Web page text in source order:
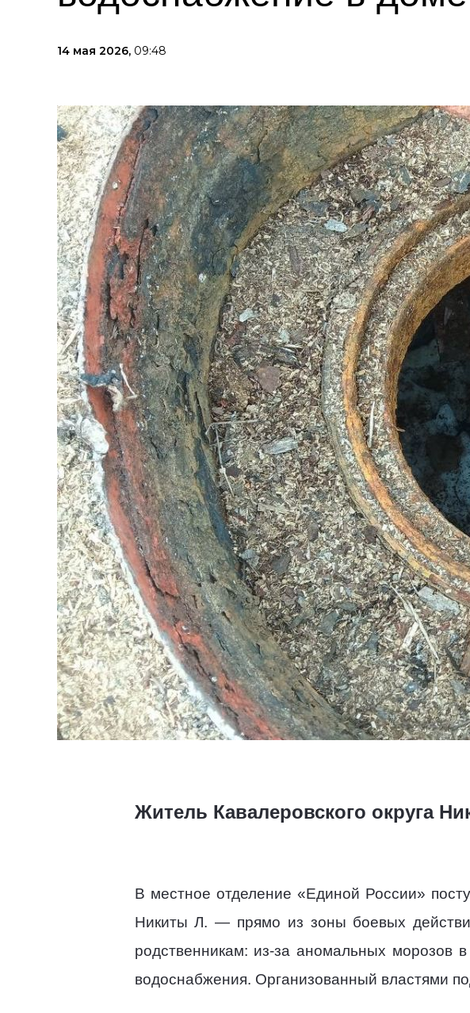
14 мая 2026, 09:48
Житель Кавалеровского округа
В местное отделение «Единой России»
Никиты Л. — прямо из зоны боевых
родственникам: из-за аномальных морозов
водоснабжения. Организованный властями